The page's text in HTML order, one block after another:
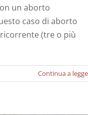
un aborto
caso di aborto
(tre o più
Continua a